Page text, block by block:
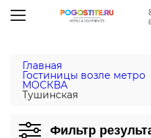
Главная
Гостиницы возле метро
МОСКВА
Тушинская
Фильтр